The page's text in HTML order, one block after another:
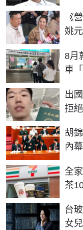
《
姚
8月
車
出
拒
胡
內
全
茶
台
女